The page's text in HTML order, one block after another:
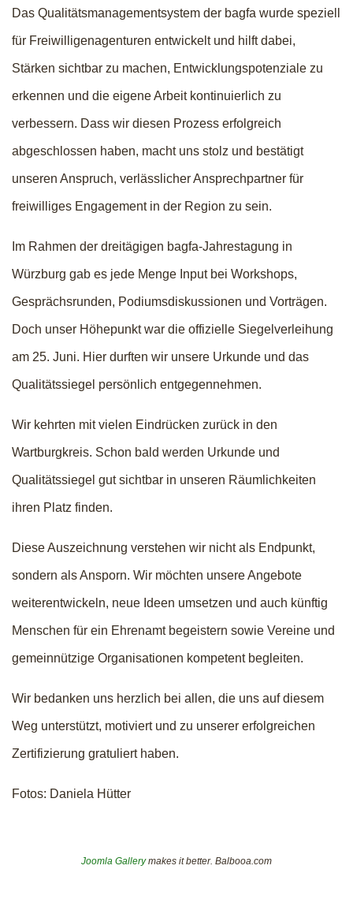
Das Qualitätsmanagementsystem der bagfa wurde speziell
für Freiwilligenagenturen entwickelt und hilft dabei,
Stärken sichtbar zu machen, Entwicklungspotenziale zu
erkennen und die eigene Arbeit kontinuierlich zu
verbessern. Dass wir diesen Prozess erfolgreich
abgeschlossen haben, macht uns stolz und bestätigt
unseren Anspruch, verlässlicher Ansprechpartner für
freiwilliges Engagement in der Region zu sein.
Im Rahmen der dreitägigen bagfa-Jahrestagung in
Würzburg gab es jede Menge Input bei Workshops,
Gesprächsrunden, Podiumsdiskussionen und Vorträgen.
Doch unser Höhepunkt war die offizielle Siegelverleihung
am 25. Juni. Hier durften wir unsere Urkunde und das
Qualitätssiegel persönlich entgegennehmen.
Wir kehrten mit vielen Eindrücken zurück in den
Wartburgkreis. Schon bald werden Urkunde und
Qualitätssiegel gut sichtbar in unseren Räumlichkeiten
ihren Platz finden.
Diese Auszeichnung verstehen wir nicht als Endpunkt,
sondern als Ansporn. Wir möchten unsere Angebote
weiterentwickeln, neue Ideen umsetzen und auch künftig
Menschen für ein Ehrenamt begeistern sowie Vereine und
gemeinnützige Organisationen kompetent begleiten.
Wir bedanken uns herzlich bei allen, die uns auf diesem
Weg unterstützt, motiviert und zu unserer erfolgreichen
Zertifizierung gratuliert haben.
Fotos: Daniela Hütter
Joomla Gallerymakes it better. Balbooa.com